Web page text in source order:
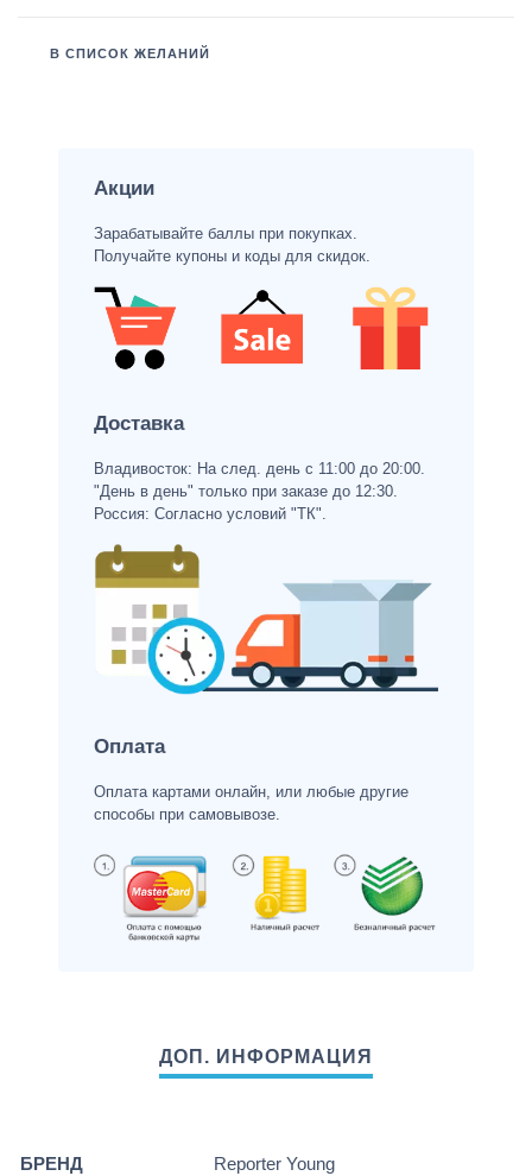
В СПИСОК ЖЕЛАНИЙ
Акции
Зарабатывайте баллы при покупках.
Получайте купоны и коды для скидок.
Доставка
Владивосток: На след. день с 11:00 до 20:00.
"День в день" только при заказе до 12:30.
Россия: Согласно условий "ТК".
Оплата
Оплата картами онлайн, или любые другие
способы при самовывозе.
БРЕНД Reporter Young